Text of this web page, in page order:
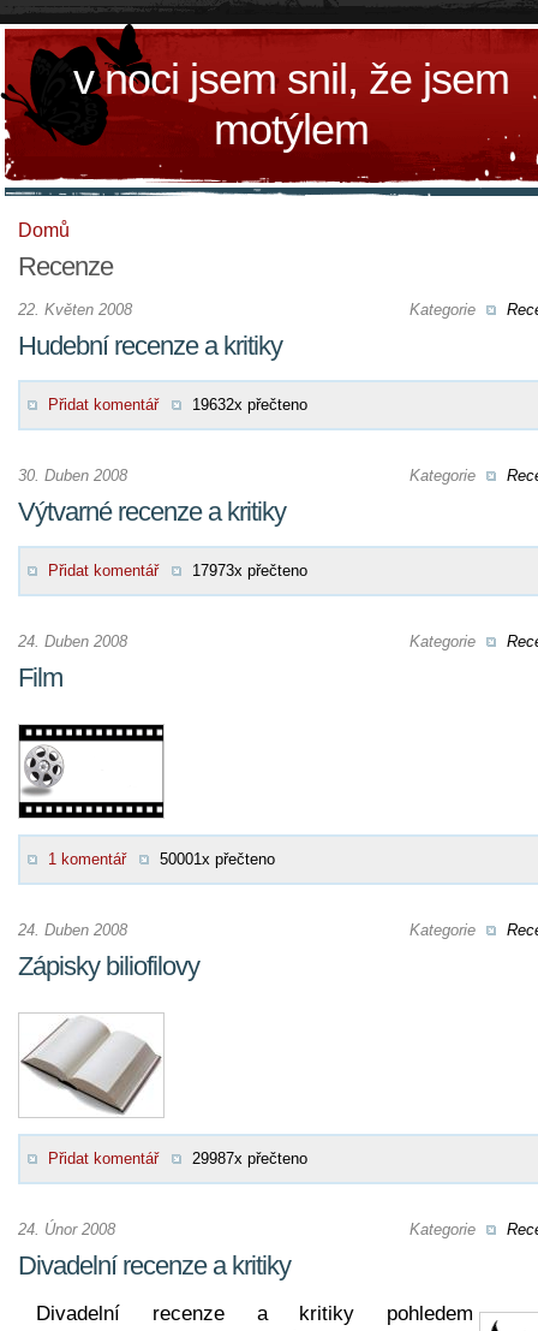
v noci jsem snil, že jsem
motýlem
Domů
Recenze
Kategorie
22. Květen 2008
Hudební recenze a kritiky
Přidat komentář 19632x přečteno
Kategorie
30. Duben 2008
Výtvarné recenze a kritiky
Přidat komentář 17973x přečteno
Kategorie
24. Duben 2008
Film
1 komentář 50001x přečteno
Kategorie
24. Duben 2008
Zápisky biliofilovy
Přidat komentář 29987x přečteno
Kategorie
24. Únor 2008
Divadelní recenze a kritiky
Divadelní recenze a kritiky pohledem